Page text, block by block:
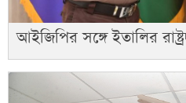
আইজিপির সঙ্গে ইতালির